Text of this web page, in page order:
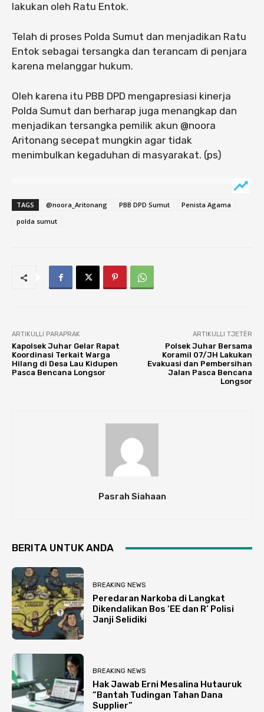
lakukan oleh Ratu Entok.
Telah di proses Polda Sumut dan menjadikan Ratu
Entok sebagai tersangka dan terancam di penjara
karena melanggar hukum.
Oleh karena itu PBB DPD mengapresiasi kinerja
Polda Sumut dan berharap juga menangkap dan
menjadikan tersangka pemilik akun @noora
Aritonang secepat mungkin agar tidak
menimbulkan kegaduhan di masyarakat. (ps)
TAGS @noora_Aritonang PBB DPD Sumut
Penista Agama
polda sumut
ARTIKULLI PARAPRAK
Kapolsek Juhar Gelar Rapat
Koordinasi Terkait Warga
Hilang di Desa Lau Kidupen
Pasca Bencana Longsor
ARTIKULLI TJETËR
Polsek Juhar Bersama
Koramil 07/JH Lakukan
Evakuasi dan Pembersihan
Jalan Pasca Bencana
Longsor
Pasrah Siahaan
BERITA UNTUK ANDA
BREAKING NEWS
Peredaran Narkoba di Langkat
Dikendalikan Bos ‘EE dan R’ Polisi
Janji Selidiki
BREAKING NEWS
Hak Jawab Erni Mesalina Hutauruk
“Bantah Tudingan Tahan Dana
Supplier”